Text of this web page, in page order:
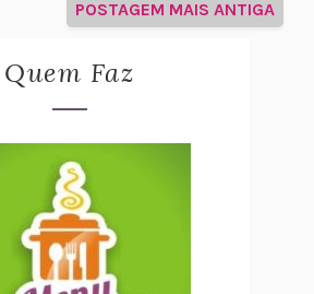
POSTAGEM MAIS ANTIGA
Quem Faz